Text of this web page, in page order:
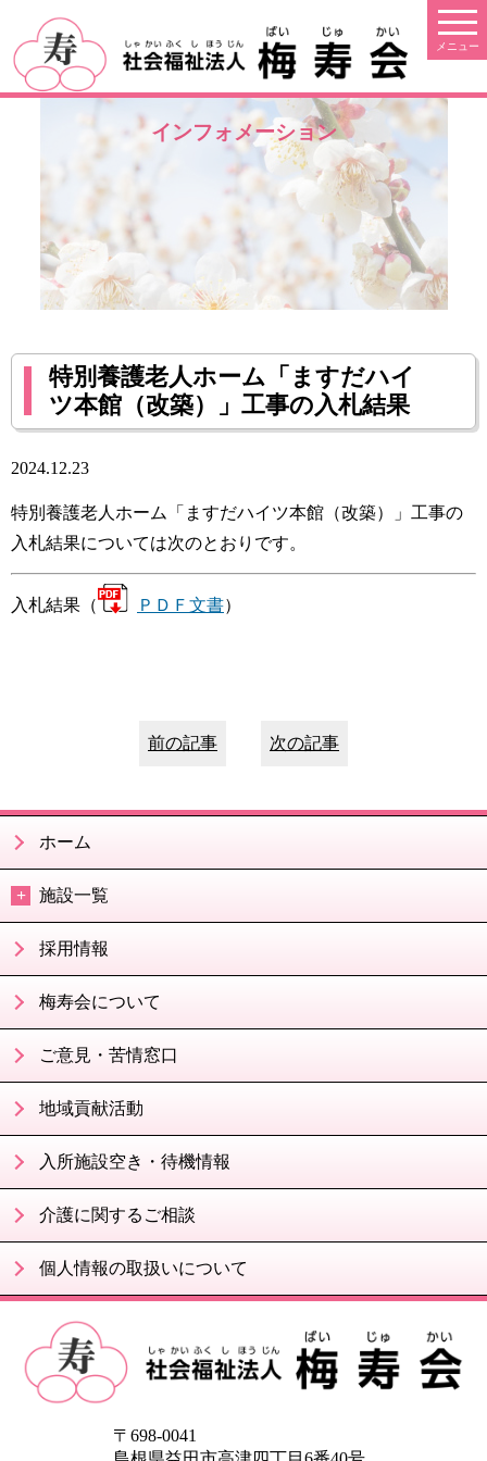
インフォメーション
特別養護老人ホーム「ますだハイ
ツ本館（改築）」工事の入札結果
2024.12.23
特別養護老人ホーム「ますだハイツ本館（改築）」工事の
入札結果については次のとおりです。
入札結果（ ＰＤＦ文書）
前の記事 次の記事
ホーム
施設一覧
採用情報
梅寿会について
ご意見・苦情窓口
地域貢献活動
入所施設空き・待機情報
介護に関するご相談
個人情報の取扱いについて
〒698-0041